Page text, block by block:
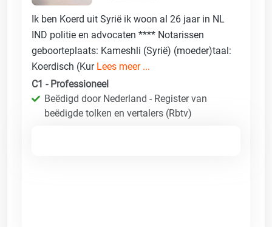
Ik ben Koerd uit Syrië ik woon al 26 jaar in NL
IND politie en advocaten **** Notarissen
geboorteplaats: Kameshli (Syrië) (moeder)taal:
Koerdisch (Kur Lees meer ...
C1 - Professioneel
Beëdigd door Nederland - Register van
beëdigde tolken en vertalers (Rbtv)